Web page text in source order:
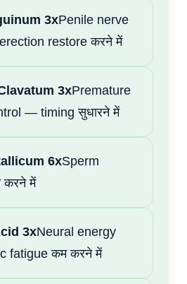
3xPenile nerve
restore करने में
3xPremature
— timing सुधारने में
6xSperm
करने में
3xNeural energy
fatigue कम करने में